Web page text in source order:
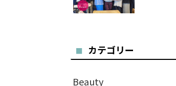
カテゴリー
Beauty